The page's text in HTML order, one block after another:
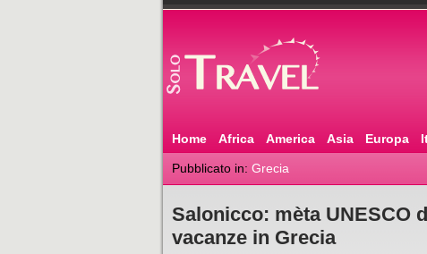
Home Africa America Asia Europa
Pubblicato in: Grecia
Salonicco: mèta UNESCO
vacanze in Grecia